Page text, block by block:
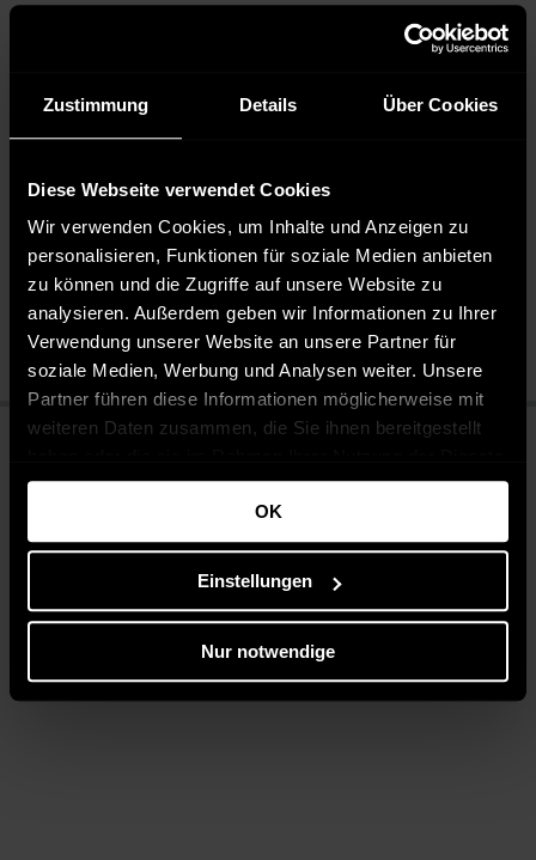
Zustimmung Details Über Cookies
Diese Webseite verwendet Cookies
Wir verwenden Cookies, um Inhalte und Anzeigen zu
personalisieren, Funktionen für soziale Medien anbieten
zu können und die Zugriffe auf unsere Website zu
analysieren. Außerdem geben wir Informationen zu Ihrer
Verwendung unserer Website an unsere Partner für
soziale Medien, Werbung und Analysen weiter. Unsere
Partner führen diese Informationen möglicherweise mit
weiteren Daten zusammen, die Sie ihnen bereitgestellt
gesammelt haben.
OK
Einstellungen
Nur notwendige
Fokus auf Qualität und Design in Deutschland entworfen.
Pflegehinweise
Pflegeleicht 30 °C
Bleichen nicht erlaubt
Nicht chemisch reinigen
Bügeln mit mittlerer Temperatur